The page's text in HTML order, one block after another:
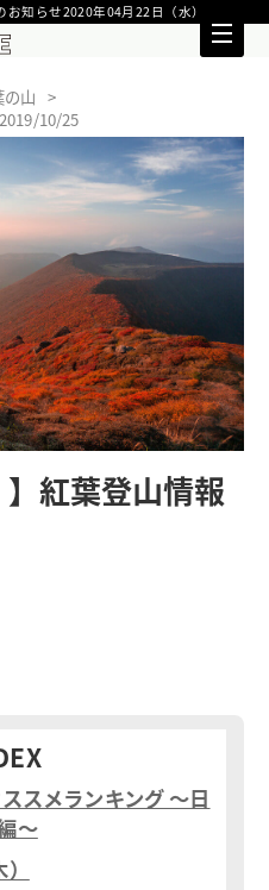
お知らせ2020年04月22日（水）
の山
10/25
】紅葉登山情報
スメランキング 〜日
〜